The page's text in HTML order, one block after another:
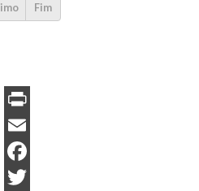
Fim
P
rE
m